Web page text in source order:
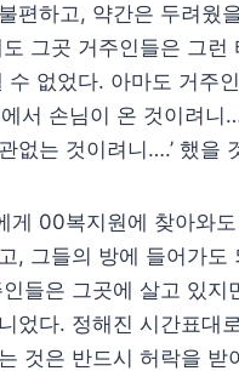
편하고, 약간은 두려웠
그곳 거주인들은 그런
수 없었다. 아마도 거주
에서 손님이 온 것이려니
없는 것이려니….’ 했을
게 00복지원에 찾아와
, 그들의 방에 들어가도
들은 그곳에 살고 있지
었다. 정해진 시간표대
것은 반드시 허락을 받